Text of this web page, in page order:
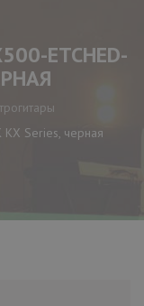
ETCHED-
KX Series, черная